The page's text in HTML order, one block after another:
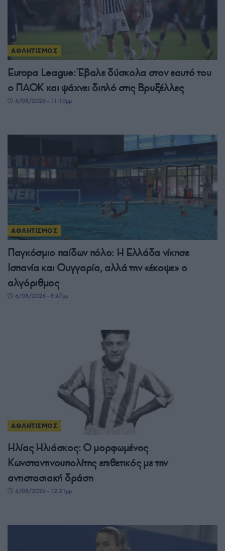
ΑΘΛΗΤΙΣΜΟΣ
Europa League: Έβαλε δύσκολα στον εαυτό του
ο ΠΑΟΚ και ψάχνει διπλό στις Βρυξέλλες
6/08/2026 - 11:10μμ
ΑΘΛΗΤΙΣΜΟΣ
Παγκόσμιο παίδων πόλο: Η Ελλάδα νίκησε
Ισπανία και Ουγγαρία, αλλά την «έκοψε» ο
αλγόριθμος
6/08/2026 - 8:47μμ
ΑΘΛΗΤΙΣΜΟΣ
Ηλίας Ηλιάσκος: Ο μορφωμένος
Κωνσταντινουπολίτης επιθετικός με την
αντιστασιακή δράση
6/08/2026 - 12:21μμ